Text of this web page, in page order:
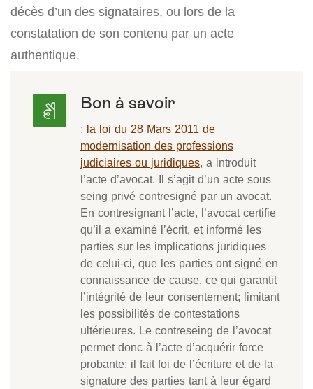
décès d’un des signataires, ou lors de la
constatation de son contenu par un acte
authentique.
Bon à savoir
: la loi du 28 Mars 2011 de
modernisation des professions
judiciaires ou juridiques, a introduit
l’acte d’avocat. Il s’agit d’un acte sous
seing privé contresigné par un avocat.
En contresignant l’acte, l’avocat certifie
qu’il a examiné l’écrit, et informé les
parties sur les implications juridiques
de celui-ci, que les parties ont signé en
connaissance de cause, ce qui garantit
l’intégrité de leur consentement; limitant
les possibilités de contestations
ultérieures. Le contreseing de l’avocat
permet donc à l’acte d’acquérir force
probante; il fait foi de l’écriture et de la
signature des parties tant à leur égard